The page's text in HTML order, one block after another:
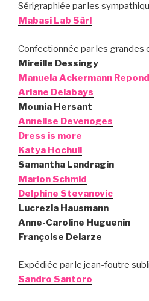
Sérigraphiée par les
Mabasi Lab Sàrl
Confectionnée par les grandes
Mireille Dessingy
Manuela Ackermann Repond
Ariane Delabays
Mounia Hersant
Annelise Devenoges
Dress is more
Katya Hochuli
Samantha Landragin
Marion Schmid
Delphine Stevanovic
Lucrezia Hausmann
Anne-Caroline Huguenin
Françoise Delarze
Expédiée par le jean-foutre
Sandro Santoro